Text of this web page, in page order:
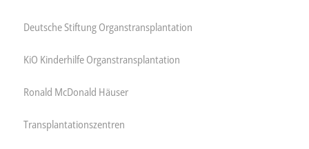
Deutsche Stiftung Organstransplantation
KiO Kinderhilfe Organstransplantation
Ronald McDonald Häuser
Transplantationszentren